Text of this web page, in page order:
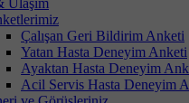
Çalışan Geri Bildirim Anketi
Yatan Hasta Deneyim Anketi
Ayaktan Hasta Deneyim
Acil Servis Hasta Deneyim